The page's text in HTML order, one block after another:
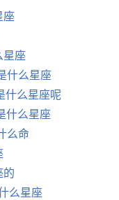
座
星座
什么星座
什么星座呢
什么星座
么命
的
么星座